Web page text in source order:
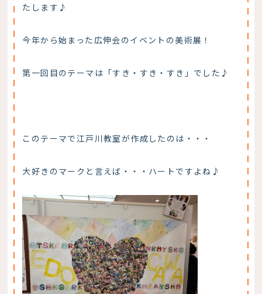
たします♪
今年から始まった広伸会のイベントの美術展！
第一回目のテーマは「すき・すき・すき」でした♪
このテーマで江戸川教室が作成したのは・・・
大好きのマークと言えば・・・ハートですよね♪